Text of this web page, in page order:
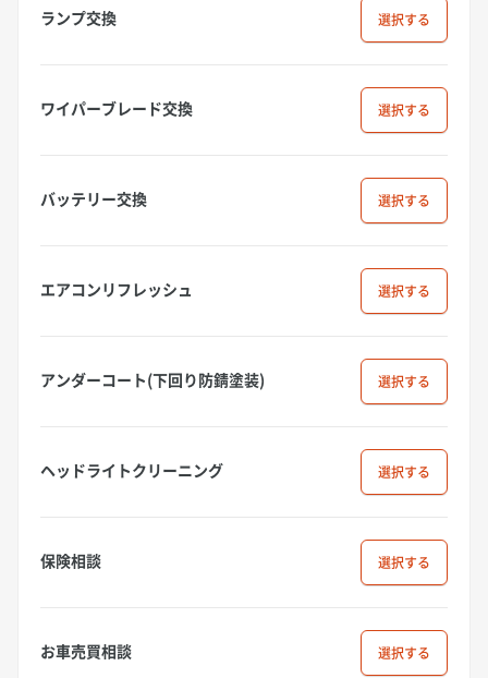
ランプ交換 選択
ワイパーブレード交換 選択
バッテリー交換 選択
エアコンリフレッシュ 選択
アンダーコート(下回り防錆塗装) 選択
ヘッドライトクリーニング 選択
保険相談 選択
お車売買相談 選択